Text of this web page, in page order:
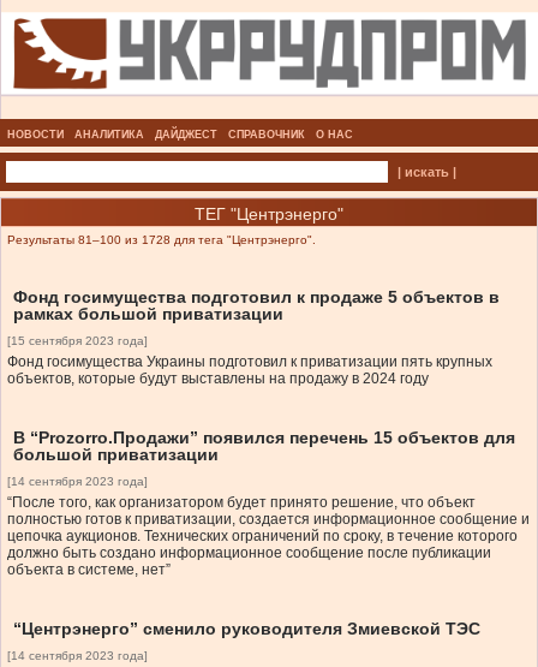
НОВОСТИ АНАЛИТИКА ДАЙДЖЕСТ СПРАВОЧНИК О НАС
| искать |
ТЕГ "Центрэнерго"
Результаты 81–100 из 1728 для тега "Центрэнерго".
Фонд госимущества подготовил к продаже 5 объектов в
рамках большой приватизации
[15 сентября 2023 года]
Фонд госимущества Украины подготовил к приватизации пять крупных
объектов, которые будут выставлены на продажу в 2024 году
В “Prozorro.Продажи” появился перечень 15 объектов для
большой приватизации
[14 сентября 2023 года]
“После того, как организатором будет принято решение, что объект
полностью готов к приватизации, создается информационное сообщение и
цепочка аукционов. Технических ограничений по сроку, в течение которого
должно быть создано информационное сообщение после публикации
объекта в системе, нет”
“Центрэнерго” сменило руководителя Змиевской ТЭС
[14 сентября 2023 года]